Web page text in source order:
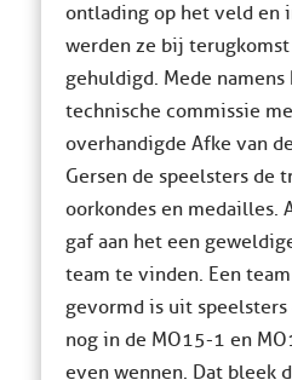
ontlading op het veld en
werden ze bij
gehuldigd. Mede
technische commissie
overhandigde Afke van
Gersen de speelsters de
oorkondes en medailles.
gaf aan het een
team te vinden. Een
gevormd is uit
nog in de MO15-1 en
even wennen. Dat bleek